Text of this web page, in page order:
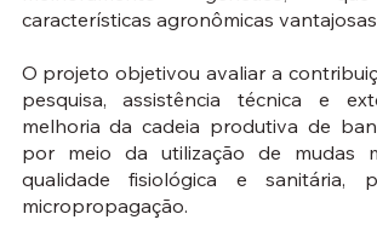
características agronômicas
O projeto objetivou avaliar a
pesquisa, assistência técnica e
melhoria da cadeia produtiva de
por meio da utilização de mudas
qualidade fisiológica e sanitária,
micropropagação.